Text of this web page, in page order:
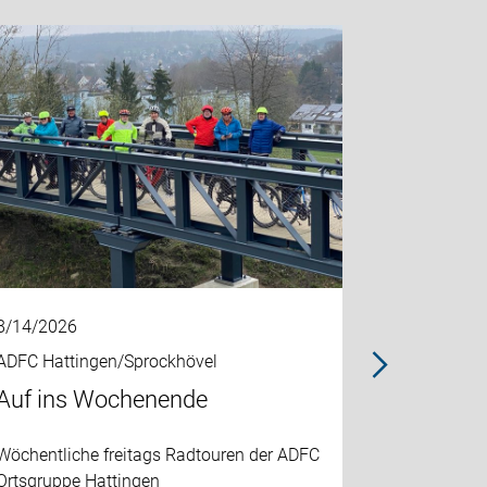
14/2026
Hattingen/Sprockhövel
ins Wochenende
freitags Radtouren der ADFC
Hattingen